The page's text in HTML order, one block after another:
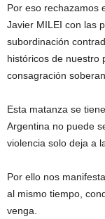
Por eso rechazamos
Javier MILEI con las
subordinación
históricos de nuestro
consagración
Esta matanza se
Argentina no puede
violencia solo deja a
Por ello nos
al mismo tiempo,
venga.